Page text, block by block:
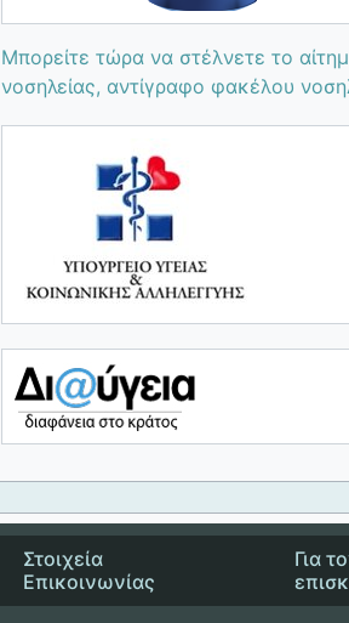
Μπορείτε τώρα να στέλνετε το
νοσηλείας, αντίγραφο φακέλου
Στοιχεία
Επικοινωνίας
Για